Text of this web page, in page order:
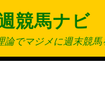
競馬ナビ
論でマジメに週末競馬